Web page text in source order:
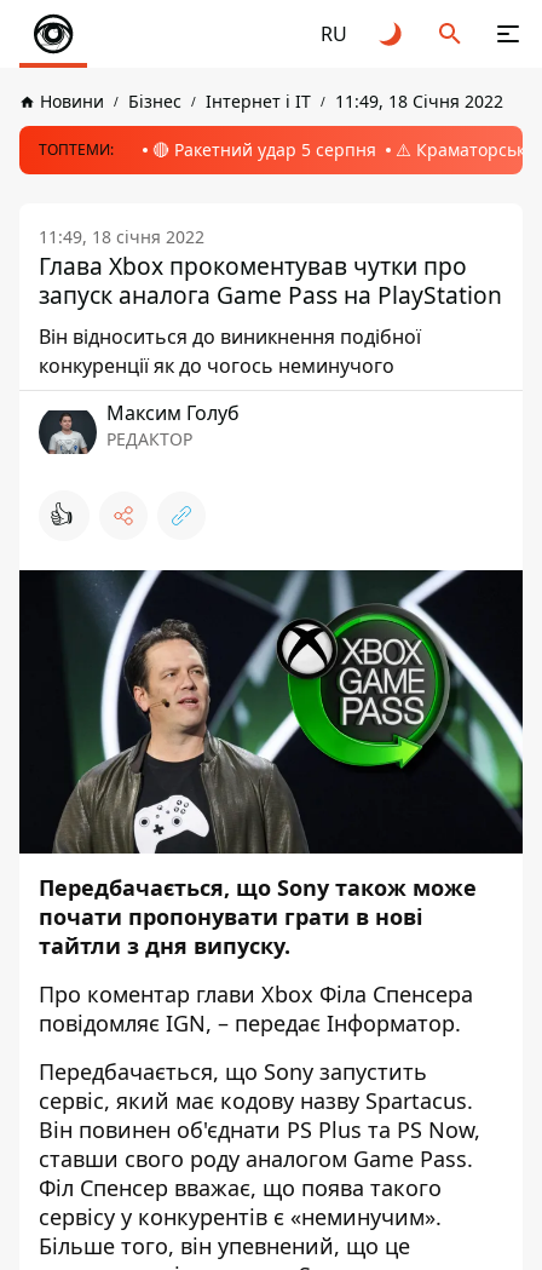
RU
Новини Бізнес Інтернет і ІТ 11:49, 18 Січня 2022
ТОПТЕМИ: 🔴 Ракетний удар 5 серпня ⚠️ Краматорськ,
11:49, 18 січня 2022
Глава Xbox прокоментував чутки про
запуск аналога Game Pass на PlayStation
Він відноситься до виникнення подібної
конкуренції як до чогось неминучого
Максим Голуб
РЕДАКТОР
👍
Передбачається, що Sony також може
почати пропонувати грати в нові
тайтли з дня випуску.
Про коментар глави Xbox Філа Спенсера
повідомляє IGN, – передає Інформатор.
Передбачається, що Sony запустить
сервіс, який має кодову назву Spartacus.
Він повинен об'єднати PS Plus та PS Now,
ставши свого роду аналогом Game Pass.
Філ Спенсер вважає, що поява такого
сервісу у конкурентів є «неминучим».
Більше того, він упевнений, що це